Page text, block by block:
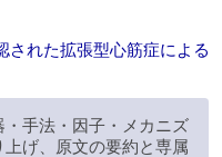
された拡張型心筋症による
手法・因子・メカニズ
げ、原文の要約と専属